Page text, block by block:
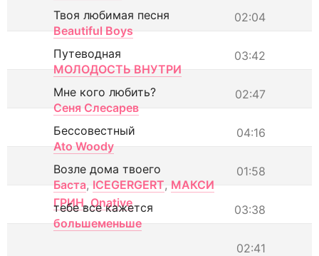
02:04
Твоя любимая песня
Beautiful Boys
03:42
Путеводная
МОЛОДОСТЬ ВНУТРИ
02:47
Мне кого любить?
Сеня Слесарев
04:16
Бессовестный
Ato Woody
01:58
Возле дома твоего
Баста, ICEGERGERT, МАКСИ
ГРИН, Onative 03:38
тебе все кажется
большеменьше
02:41